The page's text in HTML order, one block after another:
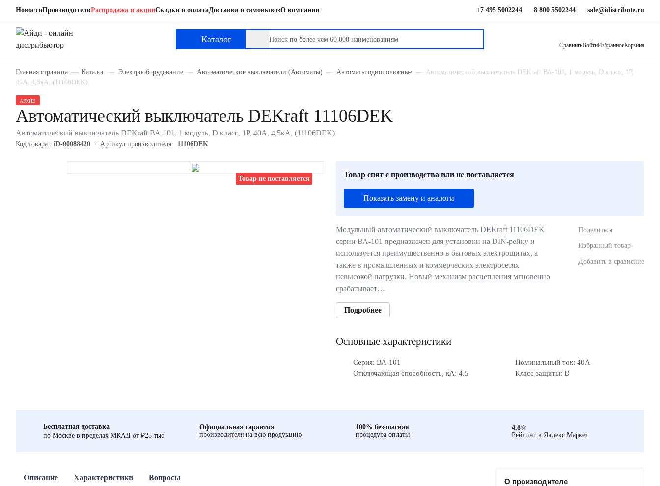
НовостиПроизводителиРаспродажа и акцииСкидки и оплатаДоставка и самовывозО компании +7 495 5002244 8 800 5502244 sale@idistribute.ru
Каталог
СравнитьВойтиИзбранноеКорзина
Главная страница Каталог Электрооборудование Автоматические выключатели (Автоматы) Автоматы однополюсные
Автоматический выключатель DEKraft ВА-101, 1 модуль, D класс, 1P,
40А, 4,5кА, (11106DEK)
Товар не поставляется
АРХИВ
Автоматический выключатель DEKraft 11106DEK
Автоматический выключатель DEKraft ВА-101, 1 модуль, D класс, 1P, 40А, 4,5кА, (11106DEK)
Код товара: iD-00088420 Артикул производителя: 11106DEK
Товар снят с производства или не поставляется
Показать замену и аналоги
Модульный автоматический выключатель DEKraft 11106DEK
серии ВА-101 предназначен для установки на DIN-рейку и
используется преимущественно в бытовых электрощитах, а
также в промышленных и коммерческих электросетях
невысокой нагрузки. Новый механизм расцепления мгновенно
срабатывает…
Подробнее
Поделиться
Избранный товар
Добавить в сравнение
Основные характеристики
Серия: ВА-101
Номинальный ток: 40А
Отключающая способность, кА: 4.5
Класс защиты: D
Бесплатная доставка
по Москве в пределах МКАД от ₽25 тыс
Официальная гарантия
производителя на всю продукцию
100% безопасная
процедура оплаты
4.8☆
Рейтинг в Яндекс.Маркет
Описание Характеристики Вопросы О производителе
DEKraft 11106DEK
Автоматический выключатель